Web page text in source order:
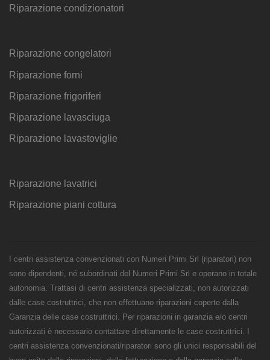
Riparazione condizionatori
Riparazione congelatori
Riparazione forni
Riparazione frigoriferi
Riparazione lavasciuga
Riparazione lavastoviglie
Riparazione lavatrici
Riparazione piani cottura
I centri assistenza convenzionati con Numeri Primi Srl (riparatori) non
sono dipendenti, né subordinati del Numeri Primi Srl e operano in totale
autonomia. Trattasi di centri assistenza specializzati, non autorizzati
dalle case costruttrici, che non effettuano riparazioni coperte dalla
Garanzia delle case costruttrici. Per riparazioni in garanzia e/o centri
autorizzati è necessario contattare direttamente le case costruttrici. I
centri assistenza convenzionati/riparatori sono gli unici responsabili del